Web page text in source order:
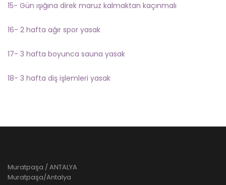
15- Gün ışığına direk maruz kalmaktan kaçınmalı
16- 2 hafta ağır spor yasak
17- 3 hafta boyunca sauna yasak
18- 3 hafta diş işlemleri yasak
Muratpaşa / ANTALYA
Muratpaşa/Antalya